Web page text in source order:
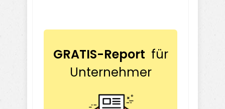
GRATIS-Report für
Unternehmer